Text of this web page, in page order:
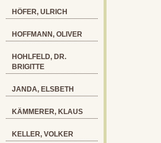
HÖFER, ULRICH
HOFFMANN, OLIVER
HOHLFELD, DR.
BRIGITTE
JANDA, ELSBETH
KÄMMERER, KLAUS
KELLER, VOLKER